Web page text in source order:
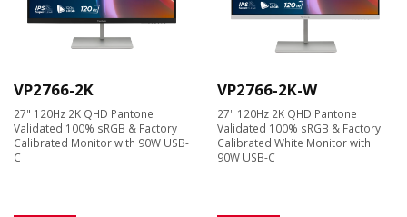
VP2766-2K
27" 120Hz 2K QHD Pantone
Validated 100% sRGB & Factory
Calibrated Monitor with 90W USB-
C
VP2766-2K-W
27" 120Hz 2K QHD Pantone
Validated 100% sRGB & Factory
Calibrated White Monitor with
90W USB-C